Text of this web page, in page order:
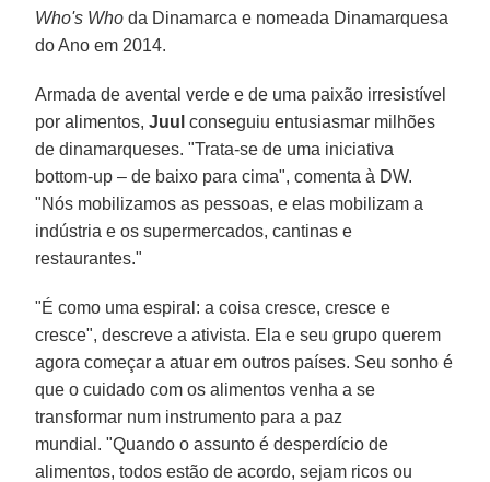
Who's Who da Dinamarca e nomeada Dinamarquesa
do Ano em 2014.
Armada de avental verde e de uma paixão irresistível
por alimentos,Juul conseguiu entusiasmar milhões
de dinamarqueses. "Trata-se de uma iniciativa
bottom-up – de baixo para cima", comenta à DW.
"Nós mobilizamos as pessoas, e elas mobilizam a
indústria e os supermercados, cantinas e
restaurantes."
"É como uma espiral: a coisa cresce, cresce e
cresce", descreve a ativista. Ela e seu grupo querem
agora começar a atuar em outros países. Seu sonho é
que o cuidado com os alimentos venha a se
transformar num instrumento para a paz
mundial. "Quando o assunto é desperdício de
alimentos, todos estão de acordo, sejam ricos ou